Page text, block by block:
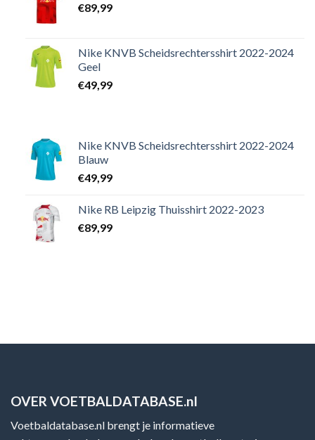
€89,99
Nike KNVB Scheidsrechtersshirt 2022-2024
Geel
€49,99
Nike KNVB Scheidsrechtersshirt 2022-2024
Blauw
€49,99
Nike RB Leipzig Thuisshirt 2022-2023
€89,99
OVER VOETBALDATABASE.nl
Voetbaldatabase.nl brengt je informatieve